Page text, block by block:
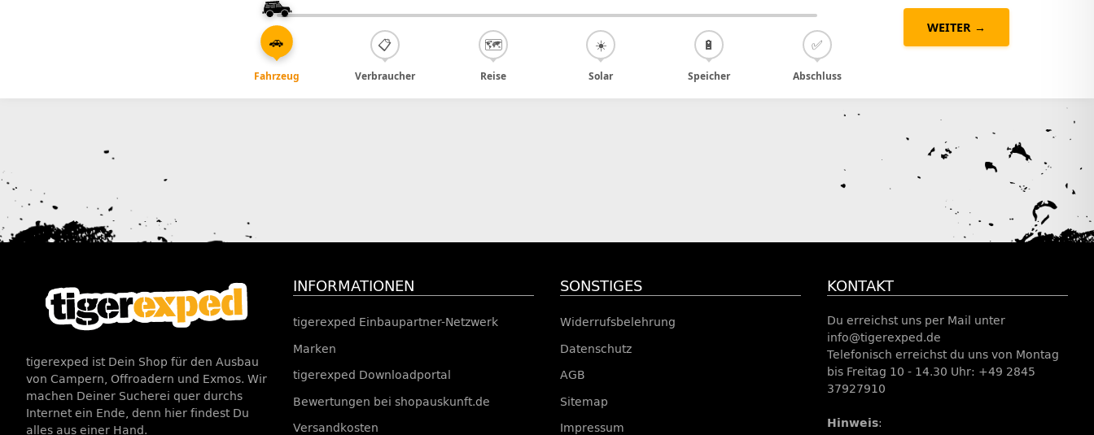
🚗
Fahrzeug
📋
Verbraucher
🗺️
Reise
☀️
Solar
🔋
Speicher
✅
Abschluss
WEITER →
tigerexped ist Dein Shop für den Ausbau
von Campern, Offroadern und Exmos. Wir
machen Deiner Sucherei quer durchs
Internet ein Ende, denn hier findest Du
alles aus einer Hand.
INFORMATIONEN
tigerexped Einbaupartner-Netzwerk
Marken
tigerexped Downloadportal
Bewertungen bei shopauskunft.de
Versandkosten
SONSTIGES
Widerrufsbelehrung
Datenschutz
AGB
Sitemap
Impressum
KONTAKT
Du erreichst uns per Mail unter
info@tigerexped.de
Telefonisch erreichst du uns von Montag
bis Freitag 10 - 14.30 Uhr: +49 2845
37927910
Hinweis: